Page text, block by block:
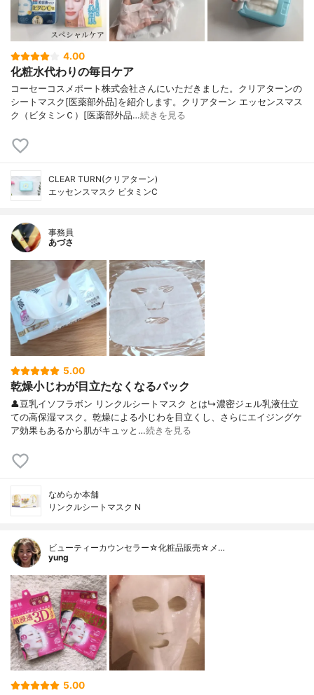
4.00
化粧水代わりの毎日ケア
コーセーコスメポート株式会社さんにいただきました。クリアターンの
シートマスク[医薬部外品]を紹介します。クリアターン エッセンスマス
ク（ビタミンＣ）[医薬部外品…続きを見る
CLEAR TURN(クリアターン)
エッセンスマスク ビタミンC
事務員
あづさ
5.00
乾燥小じわが目立たなくなるパック
👤豆乳イソフラボン リンクルシートマスク とは↳濃密ジェル乳液仕立
ての高保湿マスク。乾燥による小じわを目立くし、さらにエイジングケ
ア効果もあるから肌がキュッと…続きを見る
なめらか本舗
リンクルシートマスク N
ビューティーカウンセラー☆化粧品販売☆メ…
yung
5.00